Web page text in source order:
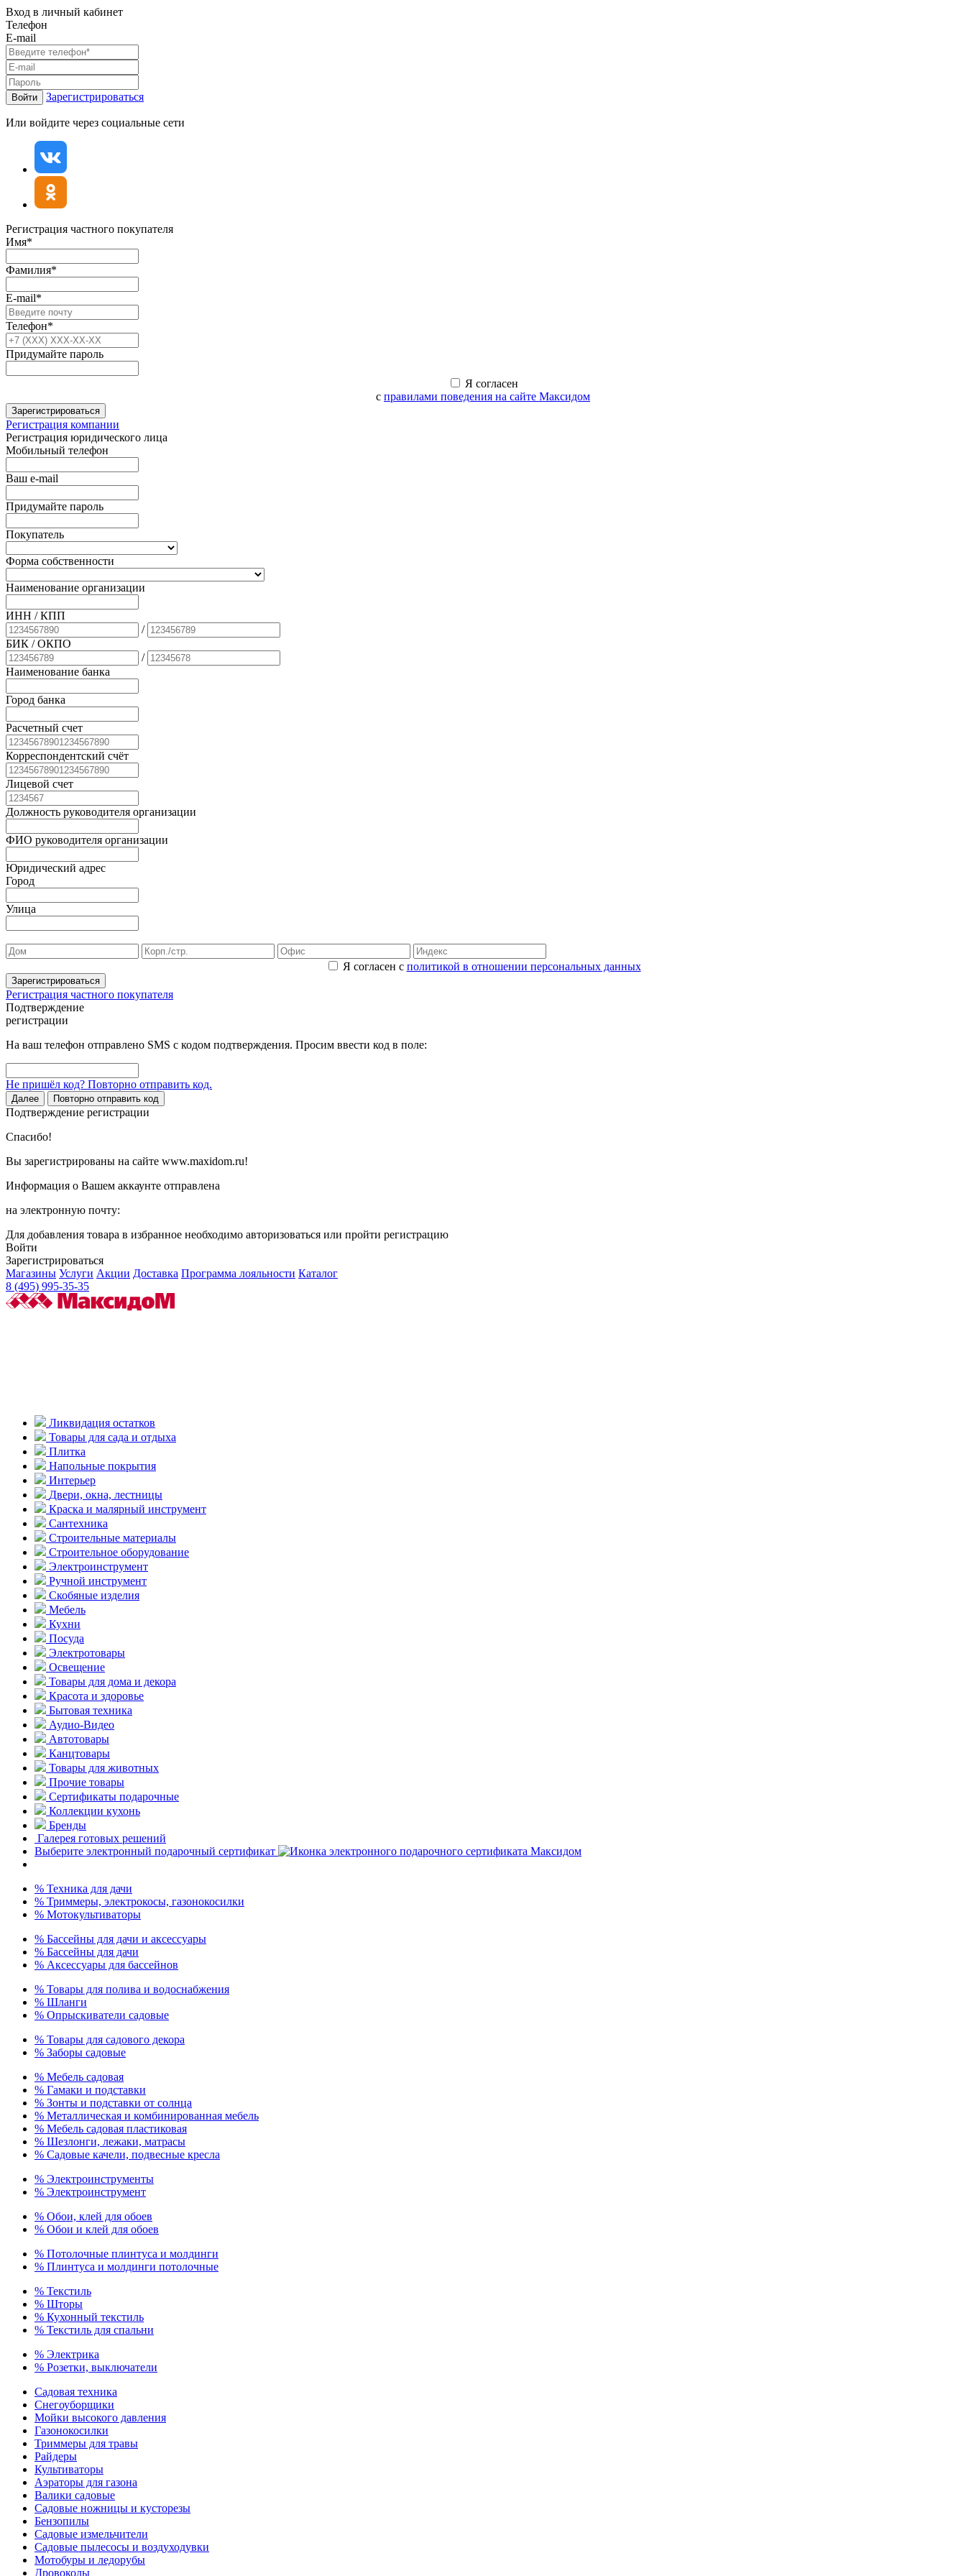
Вход в личный кабинет
Телефон
E-mail
Войти Зарегистрироваться
Или войдите через социальные сети
Регистрация частного покупателя
Имя*
Фамилия*
E-mail*
Телефон*
Придумайте пароль
Я согласен
с правилами поведения на сайте Максидом
Зарегистрироваться
Регистрация компании
Регистрация юридического лица
Мобильный телефон
Ваш e-mail
Придумайте пароль
Покупатель
Форма собственности
Наименование организации
ИНН / КПП
/
БИК / ОКПО
/
Наименование банка
Город банка
Расчетный счет
Корреспондентский счёт
Лицевой счет
Должность руководителя организации
ФИО руководителя организации
Юридический адрес
Город
Улица
Я согласен с политикой в отношении персональных данных
Зарегистрироваться
Регистрация частного покупателя
Подтверждение
регистрации
На ваш телефон отправлено SMS с кодом подтверждения. Просим ввести код в поле:
Не пришёл код? Повторно отправить код.
Далее Повторно отправить код
Подтверждение регистрации
Спасибо!
Вы зарегистрированы на сайте www.maxidom.ru!
Информация о Вашем аккаунте отправлена
на электронную почту:
Для добавления товара в избранное необходимо авторизоваться или пройти регистрацию
Войти
Зарегистрироваться
Магазины Услуги Акции Доставка Программа лояльности Каталог
8 (495) 995-35-35
Ликвидация остатков
Товары для сада и отдыха
Плитка
Напольные покрытия
Интерьер
Двери, окна, лестницы
Краска и малярный инструмент
Сантехника
Строительные материалы
Строительное оборудование
Электроинструмент
Ручной инструмент
Скобяные изделия
Мебель
Кухни
Посуда
Электротовары
Освещение
Товары для дома и декора
Красота и здоровье
Бытовая техника
Аудио-Видео
Автотовары
Канцтовары
Товары для животных
Прочие товары
Сертификаты подарочные
Коллекции кухонь
Бренды
Галерея готовых решений
Выберите электронный подарочный сертификат
% Техника для дачи
% Триммеры, электрокосы, газонокосилки
% Мотокультиваторы
% Бассейны для дачи и аксессуары
% Бассейны для дачи
% Аксессуары для бассейнов
% Товары для полива и водоснабжения
% Шланги
% Опрыскиватели садовые
% Товары для садового декора
% Заборы садовые
% Мебель садовая
% Гамаки и подставки
% Зонты и подставки от солнца
% Металлическая и комбинированная мебель
% Мебель садовая пластиковая
% Шезлонги, лежаки, матрасы
% Садовые качели, подвесные кресла
% Электроинструменты
% Электроинструмент
% Обои, клей для обоев
% Обои и клей для обоев
% Потолочные плинтуса и молдинги
% Плинтуса и молдинги потолочные
% Текстиль
% Шторы
% Кухонный текстиль
% Текстиль для спальни
% Электрика
% Розетки, выключатели
Садовая техника
Снегоуборщики
Мойки высокого давления
Газонокосилки
Триммеры для травы
Райдеры
Культиваторы
Аэраторы для газона
Валики садовые
Садовые ножницы и кусторезы
Бензопилы
Садовые измельчители
Садовые пылесосы и воздуходувки
Мотобуры и ледорубы
Дровоколы